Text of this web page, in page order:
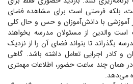
بلکه فرصتی است برای مشاهده فضای
آموزشی با دانش‌آموزان و حس و حال کلی
والدین از مسئولان مدرسه بخواهند
بگذراند تا بتواند فضای آن را از نزدیک
و کادر اجرایی تعامل داشته باشد. گاهی
همان چند ساعت حضور، اطلاعات مهمتری
می‌دهد.